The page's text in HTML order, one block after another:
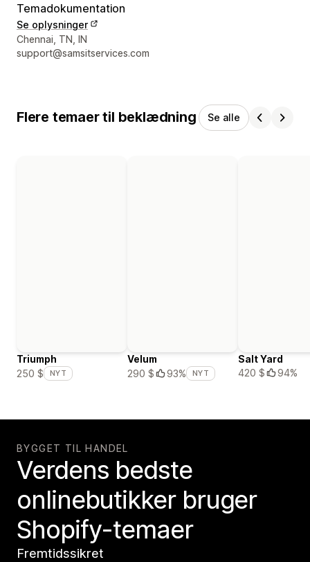
Temadokumentation
Se oplysninger
Se kontaktoplysninger
Chennai, TN, IN
support@samsitservices.com
Flere temaer til beklædning Se alle
Triumph
250 $
NYT
Velum
290 $
93% NYT
Salt Yard
420 $
94%
BYGGET TIL HANDEL
Verdens bedste
onlinebutikker bruger
Shopify-temaer
Fremtidssikret